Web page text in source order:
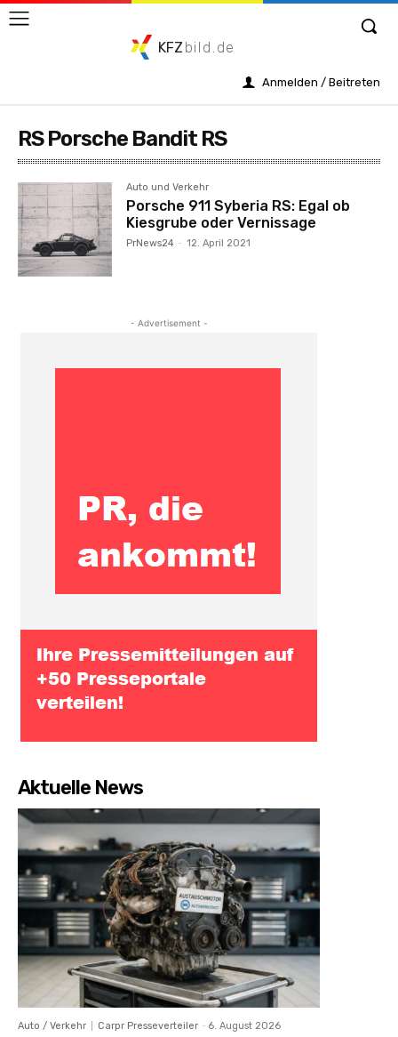
KFZ bild.de
Anmelden / Beitreten
RS Porsche Bandit RS
Auto und Verkehr
Porsche 911 Syberia RS: Egal ob
Kiesgrube oder Vernissage
PrNews24 - 12. April 2021
- Advertisement -
Aktuelle News
Auto / Verkehr Carpr Presseverteiler - 6. August 2026